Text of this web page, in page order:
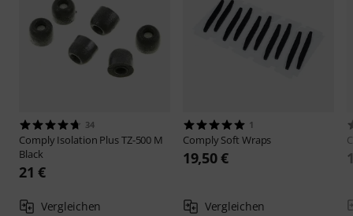
34
Comply Isolation Plus TZ-500 M
Black
21 €
Vergleichen
1
Comply Soft Wraps
19,50 €
Vergleichen